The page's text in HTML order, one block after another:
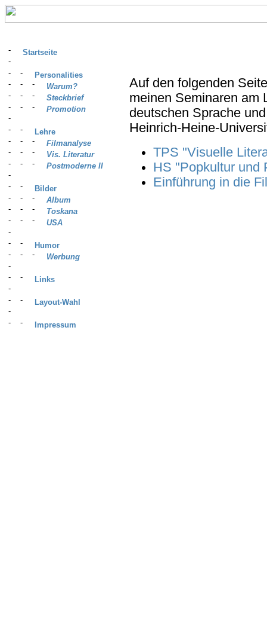
Startseite
Personalities
Warum?
Steckbrief
Promotion
Lehre
Filmanalyse
Vis. Literatur
Postmoderne II
Bilder
Album
Toskana
USA
Humor
Werbung
Links
Layout-Wahl
Impressum
Auf den folgenden
meinen Seminaren am
deutschen Sprache
Heinrich-Heine-
TPS "Visuelle
HS "Popkultur und
Einführung in die